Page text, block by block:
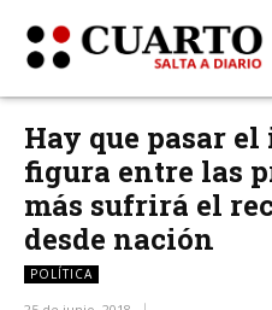
Hay que pasar
figura entre las
más sufrirá el
desde nación
POLÍTICA